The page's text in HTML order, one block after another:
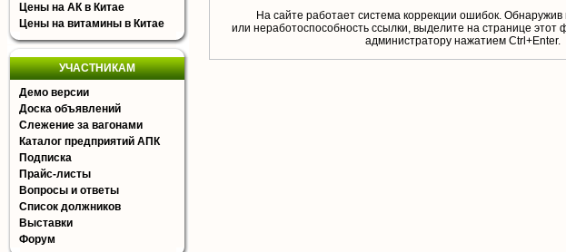
Цены на АК в Китае
Цены на витамины в Китае
УЧАСТНИКАМ
Демо версии
Доска объявлений
Слежение за вагонами
Каталог предприятий АПК
Подписка
Прайс-листы
Вопросы и ответы
Список должников
Выставки
Форум
На сайте работает система коррекции ошибок. Обнаружив
или неработоспособность ссылки, выделите на странице этот
aдминистратору нажатием Ctrl+Enter.